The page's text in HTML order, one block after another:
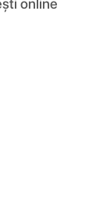
online